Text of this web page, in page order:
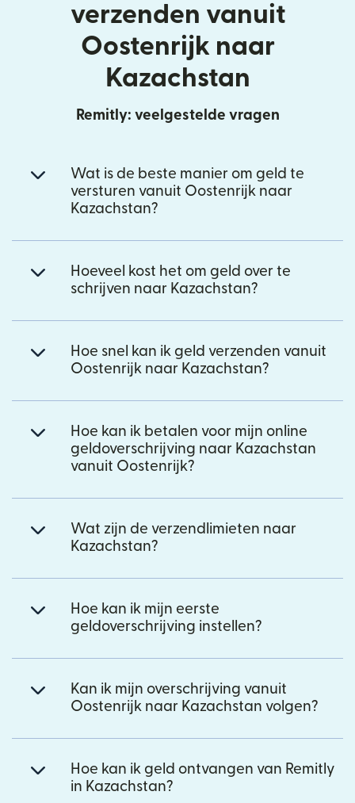
verzenden vanuit
Oostenrijk naar
Kazachstan
Remitly: veelgestelde vragen
Wat is de beste manier om geld te
versturen vanuit Oostenrijk naar
Kazachstan?
Hoeveel kost het om geld over te
schrijven naar Kazachstan?
Hoe snel kan ik geld verzenden vanuit
Oostenrijk naar Kazachstan?
Hoe kan ik betalen voor mijn online
geldoverschrijving naar Kazachstan
vanuit Oostenrijk?
Wat zijn de verzendlimieten naar
Kazachstan?
Hoe kan ik mijn eerste
geldoverschrijving instellen?
Kan ik mijn overschrijving vanuit
Oostenrijk naar Kazachstan volgen?
Hoe kan ik geld ontvangen van Remitly
in Kazachstan?